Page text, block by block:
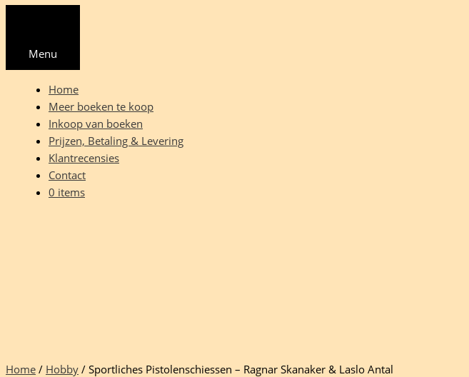
Menu
Home
Meer boeken te koop
Inkoop van boeken
Prijzen, Betaling & Levering
Klantrecensies
Contact
0 items
Home / Hobby / Sportliches Pistolenschiessen – Ragnar Skanaker & Laslo Antal